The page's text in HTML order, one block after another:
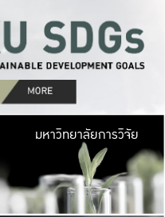
มหาวิ
มีพื้นที่เขียวสดใส
เป็นป่าในเมือง เกษต
มหาวิทยาลัยการวิจัย